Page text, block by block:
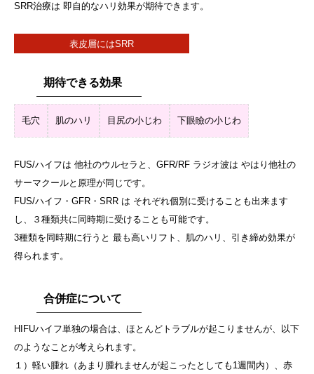
SRR治療は 即自的なハリ効果が期待できます。
表皮層にはSRR
期待できる効果
毛穴 肌のハリ 目尻の小じわ 下眼瞼の小じわ
FUS/ハイフは 他社のウルセラと、GFR/RF ラジオ波は やはり他社の
サーマクールと原理が同じです。
FUS/ハイフ・GFR・SRR は それぞれ個別に受けることも出来ます
し、３種類共に同時期に受けることも可能です。
3種類を同時期に行うと 最も高いリフト、肌のハリ、引き締め効果が
得られます。
合併症について
HIFUハイフ単独の場合は、ほとんどトラブルが起こりませんが、以下
のようなことが考えられます。
１）軽い腫れ（あまり腫れませんが起こったとしても1週間内）、赤